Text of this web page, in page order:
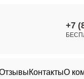
+7
КонтактыО